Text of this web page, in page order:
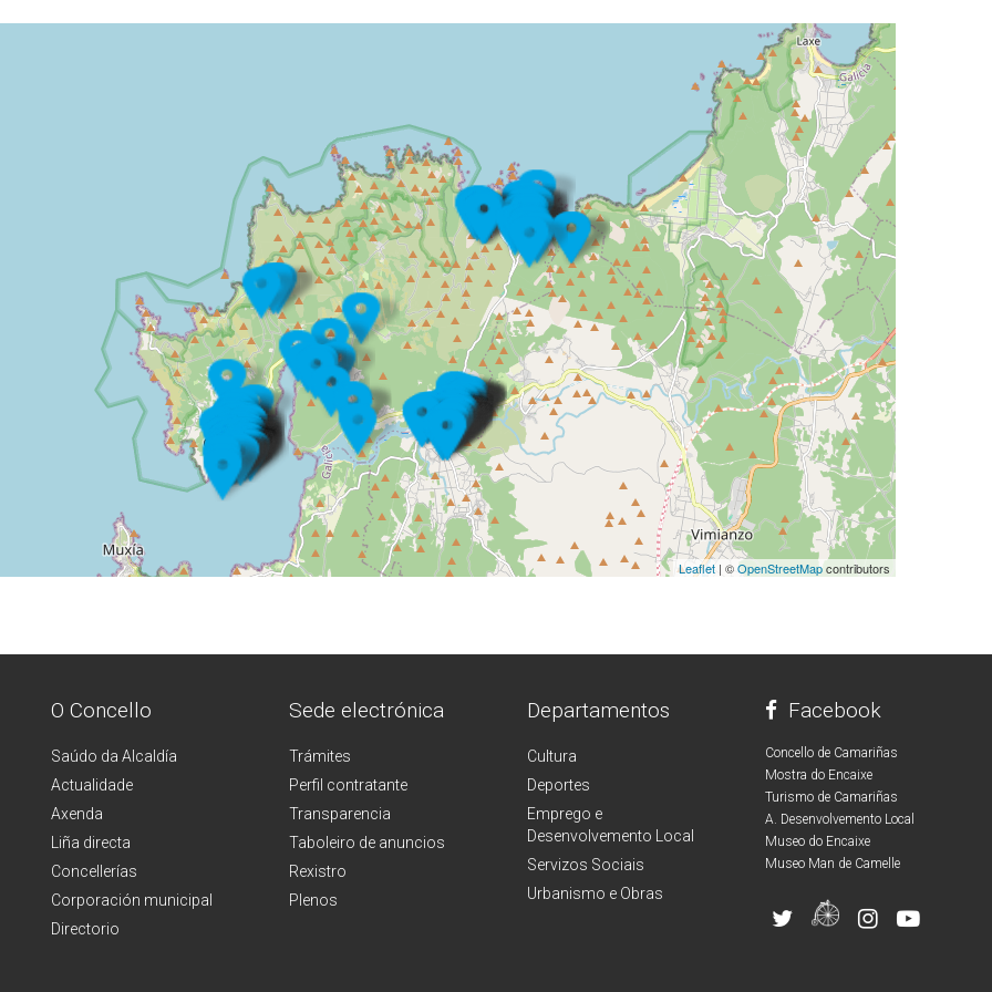
Leaflet | ©OpenStreetMapcontributors
O Concello
Saúdo da Alcaldía
Actualidade
Axenda
Liña directa
Concellerías
Corporación municipal
Directorio
Sede electrónica
Trámites
Perfil contratante
Transparencia
Taboleiro de anuncios
Rexistro
Plenos
Departamentos
Cultura
Deportes
Emprego e
Desenvolvemento Local
Servizos Sociais
Urbanismo e Obras
Facebook
Concello de Camariñas
Mostra do Encaixe
Turismo de Camariñas
A. Desenvolvemento Local
Museo do Encaixe
Museo Man de Camelle